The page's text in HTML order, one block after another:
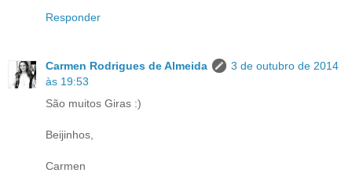
Responder
Carmen Rodrigues de Almeida
3 de outubro de 2014
às 19:53
São muitos Giras :)
Beijinhos,
Carmen